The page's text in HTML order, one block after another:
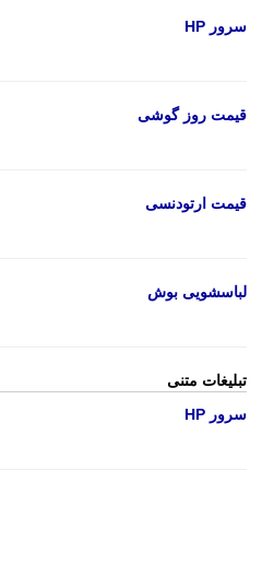
سرور HP
قیمت روز گوشی
قیمت ارتودنسی
لباسشویی بوش
تبلیغات متنی
سرور HP